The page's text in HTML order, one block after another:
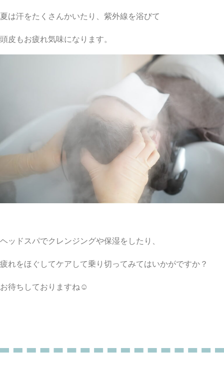
夏は汗をたくさんかいたり、紫外線を浴びて
頭皮もお疲れ気味になります。
ヘッドスパでクレンジングや保湿をしたり、
疲れをほぐしてケアして乗り切ってみてはいかがですか？
お待ちしておりますね☺︎